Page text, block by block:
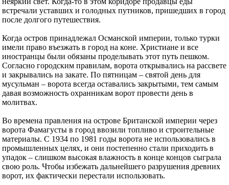
встречали уставших и голодных путников, пришедших в город
после долгого путешествия.
Когда остров принадлежал Османской империи, только турки
имели право въезжать в город на коне. Христиане и все
иностранцы были обязаны проделывать этот путь пешком.
Согласно городским правилам, ворота открывались на рассвете
и закрывались на закате. По пятницам – святой день для
мусульман – ворота всегда оставались закрытыми, тем самым
давая возможность охранникам ворот провести день в
молитвах.
Во времена правления на острове Британской империи через
ворота Фамагусты в город ввозили топливо и строительные
материалы. С 1934 по 1981 годы ворота не использовались в
промышленных целях, и они постепенно стали приходить в
упадок – слишком высокая влажность в конце концов сыграла
свою роль. Чтобы избежать дальнейшего разрушения древних
ворот, их фактически перестали использовать.